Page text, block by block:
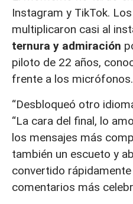
Instagram y TikTok.
multiplicaron casi al
ternura y admiración
piloto de 22 años,
frente a los micrófonos.
“Desbloqueó otro
“La cara del final, lo
los mensajes más
también un escueto y
convertido
comentarios más